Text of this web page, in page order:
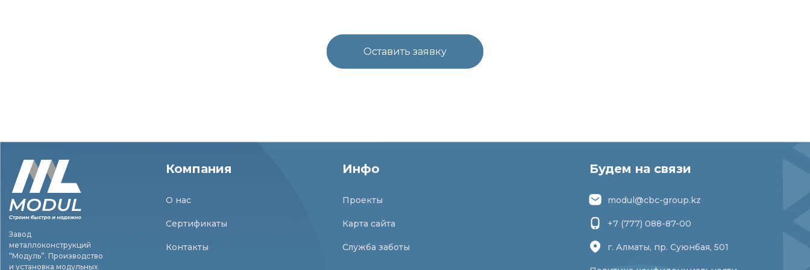
Оставить заявку
Завод
металлоконструкций
“Модуль”. Производство
и установка модульных
Компания
О нас
Сертификаты
Контакты
Инфо
Проекты
Карта сайта
Служба заботы
Будем на связи
modul@cbc-group.kz
+7 (777) 088-87-00
г. Алматы, пр. Суюнбая, 501